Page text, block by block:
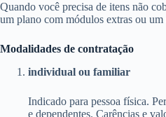
Quando você precisa de itens não
um plano com módulos extras ou
Modalidades de contratação
individual ou familiar
Indicado para pessoa física.
e dependentes. Carências e